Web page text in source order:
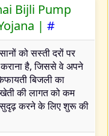
Bijli Pump
| #
को सस्ती दरों पर
कराना है, जिससे वे अपने
बिजली का
की लागत को कम
सुदृढ़ करने के लिए शुरू की